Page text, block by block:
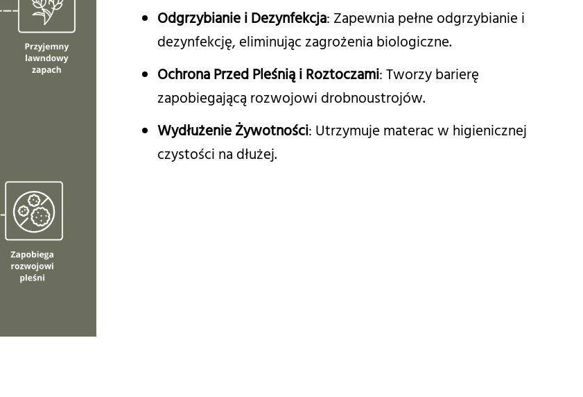
Odgrzybianie i Dezynfekcja: Zapewnia pełne odgrzybianie i
dezynfekcję, eliminując zagrożenia biologiczne.
Ochrona Przed Pleśnią i Roztoczami: Tworzy barierę
zapobiegającą rozwojowi drobnoustrojów.
Wydłużenie Żywotności: Utrzymuje materac w higienicznej
czystości na dłużej.